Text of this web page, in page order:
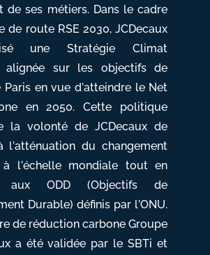
de ses métiers. Dans le cadre
de route RSE 2030, JCDecaux
une Stratégie Climat
alignée sur les objectifs de
Paris en vue d’atteindre le Net
en 2050. Cette politique
la volonté de JCDecaux de
l’atténuation du changement
l’échelle mondiale tout en
aux ODD (Objectifs de
Durable) définis par l’ONU.
de réduction carbone Groupe
a été validée par le SBTi et